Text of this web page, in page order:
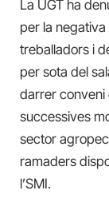
La UGT ha
per la
treballadors i
per sota del
darrer conveni
successives
sector
ramaders
l’SMI.